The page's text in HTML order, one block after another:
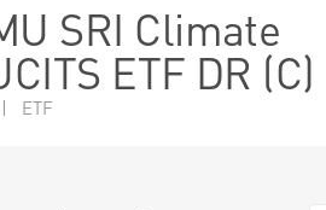
SRI Climate
ETF DR (C)
| ETF